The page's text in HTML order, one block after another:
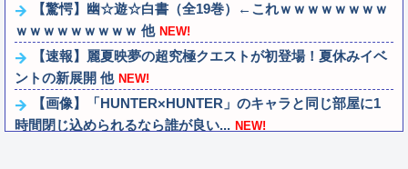
【驚愕】幽☆遊☆白書（全19巻）←これｗｗｗｗｗｗｗｗ
ｗｗｗｗｗｗｗｗｗ 他 NEW!
【速報】麗夏映夢の超究極クエストが初登場！夏休みイベ
ントの新展開 他 NEW!
【画像】「HUNTER×HUNTER」のキャラと同じ部屋に1
時間閉じ込められるなら誰が良い... NEW!